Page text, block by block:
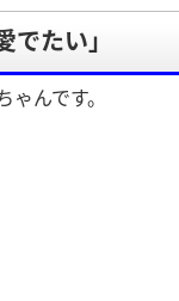
たい」
んです。